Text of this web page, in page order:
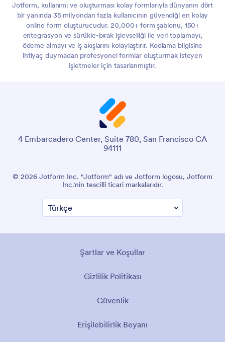
Jotform, kullanımı ve oluşturması kolay formlarıyla dünyanın dört
bir yanında 35 milyondan fazla kullanıcının güvendiği en kolay
online form oluşturucudur. 20,000+ form şablonu, 150+
entegrasyon ve sürükle-bırak işlevselliği ile veri toplamayı,
ödeme almayı ve iş akışlarını kolaylaştırır. Kodlama bilgisine
ihtiyaç duymadan profesyonel formlar oluşturmak isteyen
işletmeler için tasarlanmıştır.
4 Embarcadero Center, Suite 780, San Francisco CA
94111
© 2026 Jotform Inc. "Jotform" adı ve Jotform logosu, Jotform
Inc.'nin tescilli ticari markalarıdır.
Şartlar ve Koşullar
Gizlilik Politikası
Güvenlik
Erişilebilirlik Beyanı